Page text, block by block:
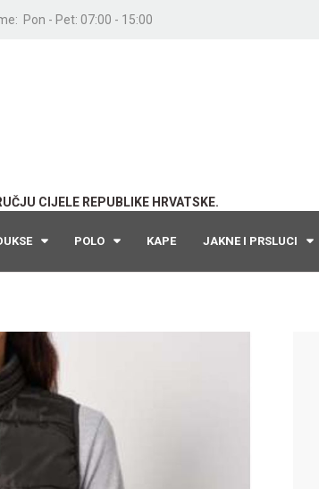
Pon - Pet: 07:00 - 15:00
CIJELE REPUBLIKE HRVATSKE.
POLO KAPE JAKNE I PRSLUCI